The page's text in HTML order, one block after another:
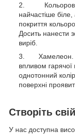
Кольоровий
найчастіше
покриття
Досить нанести
виріб.
Хамелеон.
впливом
однотонний
поверхні
Створіть
У нас доступна